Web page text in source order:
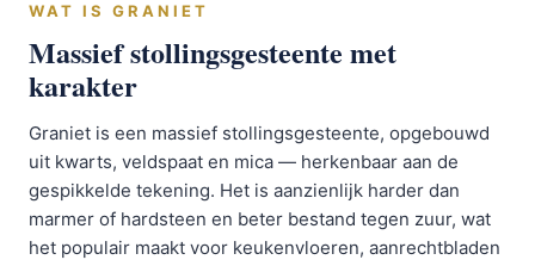
WAT IS GRANIET
Massief stollingsgesteente met
karakter
Graniet is een massief stollingsgesteente, opgebouwd
uit kwarts, veldspaat en mica — herkenbaar aan de
gespikkelde tekening. Het is aanzienlijk harder dan
marmer of hardsteen en beter bestand tegen zuur, wat
het populair maakt voor keukenvloeren, aanrechtbladen